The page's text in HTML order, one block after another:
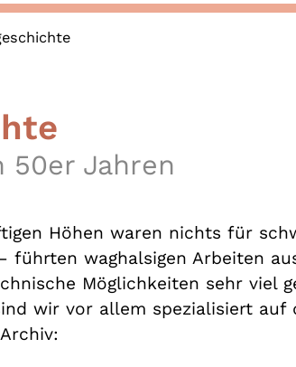
50er Jahren
Höhen waren nichts für
führten waghalsigen Arbeiten
Möglichkeiten sehr viel
wir vor allem spezialisiert